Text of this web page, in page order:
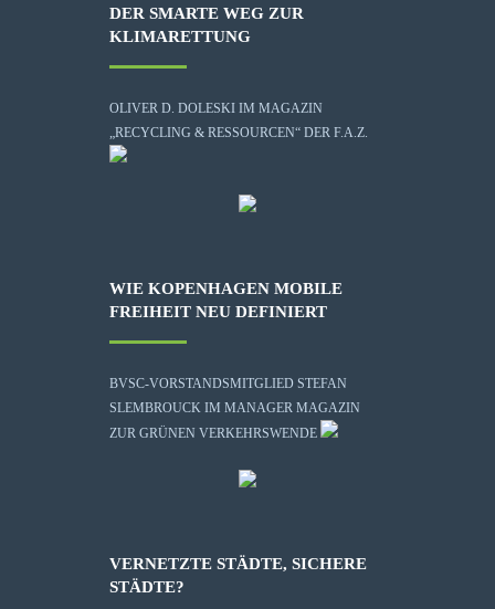
DER SMARTE WEG ZUR
KLIMARETTUNG
OLIVER D. DOLESKI IM MAGAZIN
„RECYCLING & RESSOURCEN“ DER F.A.Z.
WIE KOPENHAGEN MOBILE
FREIHEIT NEU DEFINIERT
BVSC-VORSTANDSMITGLIED STEFAN
SLEMBROUCK IM MANAGER MAGAZIN
ZUR GRÜNEN VERKEHRSWENDE
VERNETZTE STÄDTE, SICHERE
STÄDTE?